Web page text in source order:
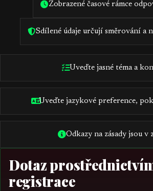
Zobrazené časové rámce
Sdílené údaje určují směrování a
Uveďte jasné téma a
Uveďte jazykové preference,
Odkazy na zásady jsou v
Dotaz
registrace